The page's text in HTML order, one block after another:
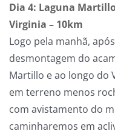
Dia 4: Laguna
Virginia – 10km
Logo pela manhã,
desmontagem do
Martillo e ao longo do
em terreno menos
com avistamento do
caminharemos em